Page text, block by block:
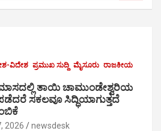
ವಿದೇಶ ಪ್ರಮುಖ ಸುದ್ದಿ ಮೈಸೂರು ರಾಜಕೀಯ
ತಾಯಿ ಚಾಮುಂಡೇಶ್ವರಿಯ
ಸಕಲವೂ ಸಿದ್ಧಿಯಾಗುತ್ತದೆ
2026 newsdesk